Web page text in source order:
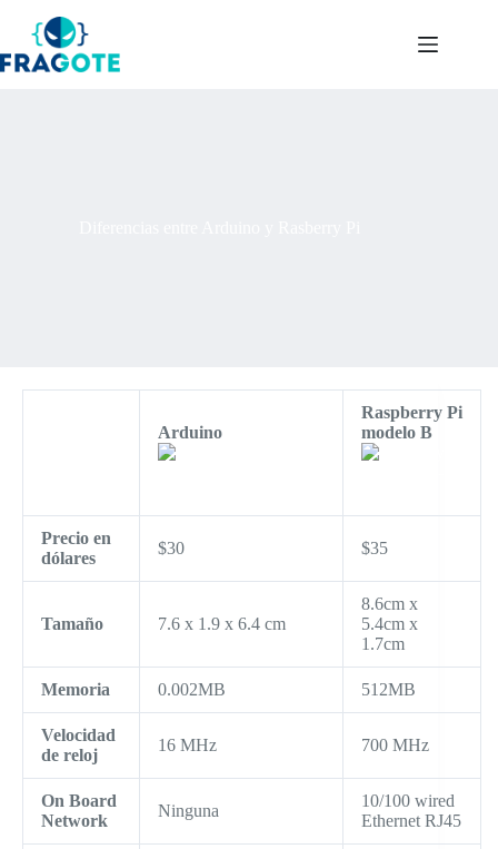
content
Arduino
Raspberry Pi
modelo B
Precio en
dólares
$30 $35
Tamaño 7.6 x 1.9 x 6.4 cm
8.6cm x
5.4cm x
1.7cm
Memoria 0.002MB 512MB
Velocidad
de reloj
16 MHz 700 MHz
On Board
Network
Ninguna
10/100 wired
Ethernet RJ45